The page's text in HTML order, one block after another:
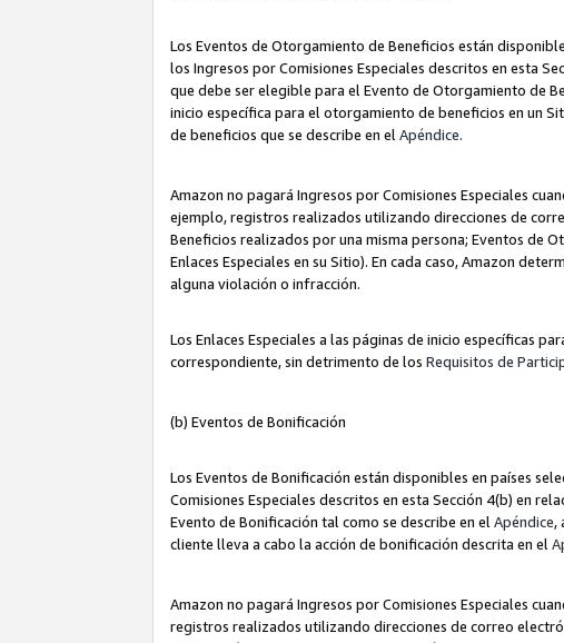
Los Eventos de Otorgamiento de Beneficios están
los Ingresos por Comisiones Especiales descritos en esta
que debe ser elegible para el Evento de Otorgamiento de
inicio específica para el otorgamiento de beneficios en un
de beneficios que se describe en el Apéndice.
Amazon no pagará Ingresos por Comisiones Especiales
ejemplo, registros realizados utilizando direcciones de
Beneficios realizados por una misma persona; Eventos de
Enlaces Especiales en su Sitio). En cada caso, Amazon
alguna violación o infracción.
Los Enlaces Especiales a las páginas de inicio específicas
correspondiente, sin detrimento de los Requisitos de
(b) Eventos de Bonificación
Los Eventos de Bonificación están disponibles en países
Comisiones Especiales descritos en esta Sección 4(b) en
Evento de Bonificación tal como se describe en el Apéndice,
cliente lleva a cabo la acción de bonificación descrita en el
Amazon no pagará Ingresos por Comisiones Especiales
registros realizados utilizando direcciones de correo